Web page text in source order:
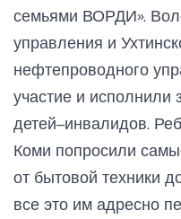
семьями ВОРДИ».
управления и
нефтепроводного
участие и исполнили
детей–инвалидов.
Коми попросили
от бытовой техники
все это им адресно